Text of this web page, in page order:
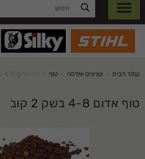
עמוד הבית עציצים ואדמה טוף
טוף אדום 4-8 בשק 2 קוב